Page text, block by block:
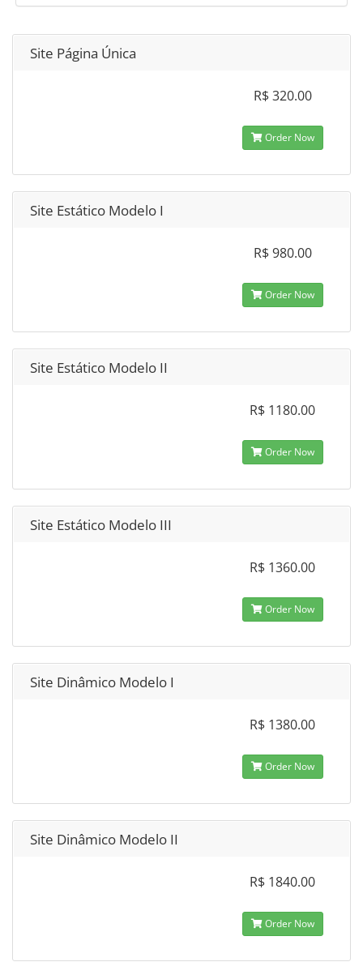
Site Página Única
R$ 320.00
Order Now
Site Estático Modelo I
R$ 980.00
Order Now
Site Estático Modelo II
R$ 1180.00
Order Now
Site Estático Modelo III
R$ 1360.00
Order Now
Site Dinâmico Modelo I
R$ 1380.00
Order Now
Site Dinâmico Modelo II
R$ 1840.00
Order Now